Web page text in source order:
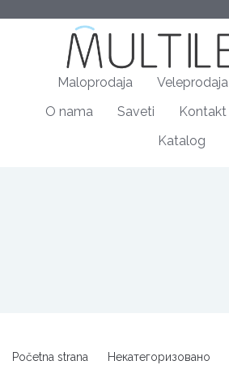
Maloprodaja Veleprodaja
O nama
Saveti Kontakt
Katalog
Početna strana Некатегоризовано